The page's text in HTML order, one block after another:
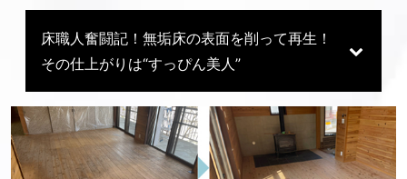
床職人奮闘記！無垢床の表面を削って再生！
その仕上がりは“すっぴん美人”